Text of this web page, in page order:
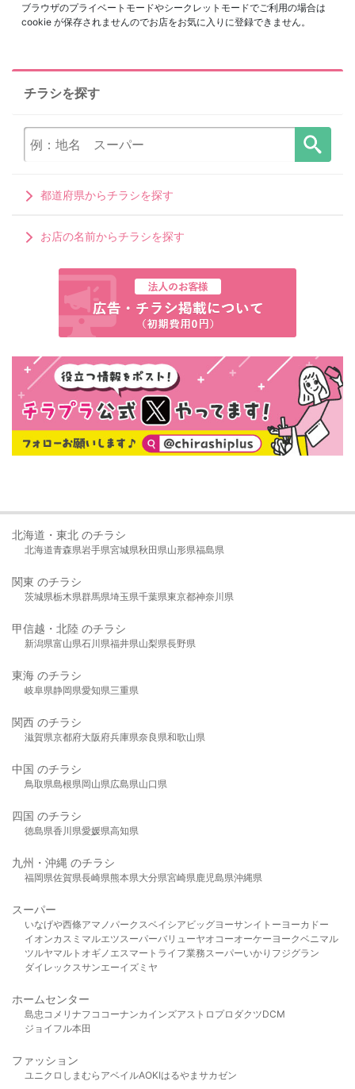
ブラウザのプライベートモードやシークレットモードでご利用の場合は
cookie が保存されませんのでお店をお気に入りに登録できません。
チラシを探す
都道府県からチラシを探す
お店の名前からチラシを探す
北海道・東北 のチラシ
北海道青森県岩手県宮城県秋田県山形県福島県
関東 のチラシ
茨城県栃木県群馬県埼玉県千葉県東京都神奈川県
甲信越・北陸 のチラシ
新潟県富山県石川県福井県山梨県長野県
東海 のチラシ
岐阜県静岡県愛知県三重県
関西 のチラシ
滋賀県京都府大阪府兵庫県奈良県和歌山県
中国 のチラシ
鳥取県島根県岡山県広島県山口県
四国 のチラシ
徳島県香川県愛媛県高知県
九州・沖縄 のチラシ
福岡県佐賀県長崎県熊本県大分県宮崎県鹿児島県沖縄県
スーパー
いなげや西條アマノパークスベイシア ビッグヨーサンイトーヨーカドー
イオンカスミ マルエツスーパーバリューヤオコーオーケー ヨークベニマル
ツルヤマルト オギノ エスマート ライフ業務スーパーいかり フジグラン
ダイレックスサンエーイズミヤ
ホームセンター
島忠 コメリ ナフコ コーナンカインズアストロプロダクツDCM
ジョイフル本田
ファッション
ユニクロ しまむら アベイルAOKIはるやま サカゼン